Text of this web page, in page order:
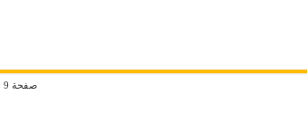
صفحة 9 من 9